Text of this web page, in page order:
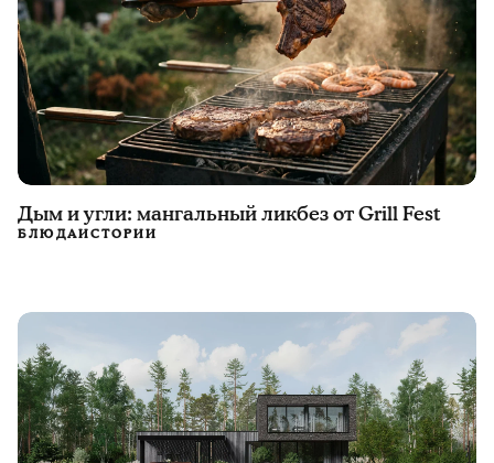
Дым и угли: мангальный ликбез от Grill Fest
БЛЮДАИСТОРИИ